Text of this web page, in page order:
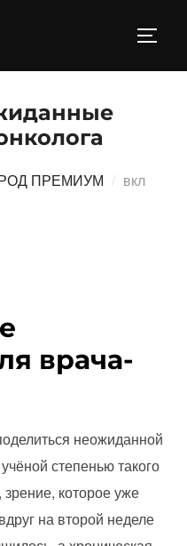
ПРЕМИУМ вкл
врача-
неожиданной
степенью такого
зрение, которое уже
на второй неделе